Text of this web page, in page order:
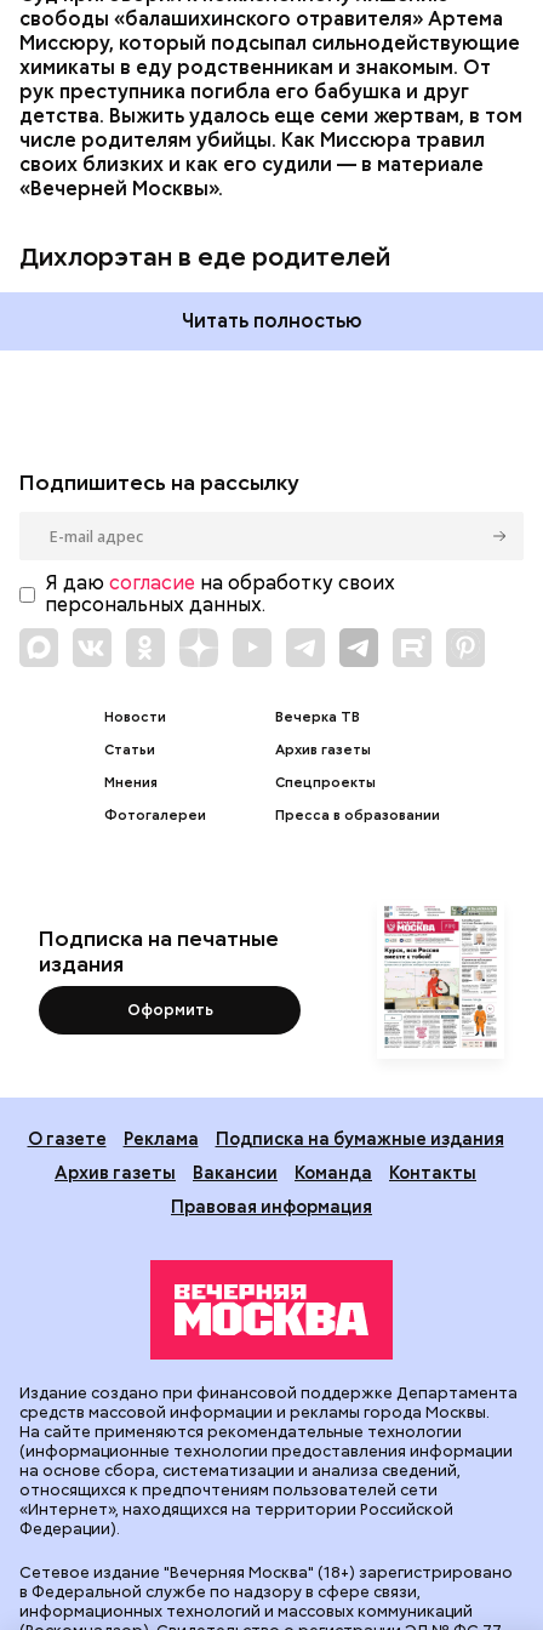
свободы «балашихинского отравителя» Артема
Миссюру, который подсыпал сильнодействующие
химикаты в еду родственникам и знакомым. От
рук преступника погибла его бабушка и друг
детства. Выжить удалось еще семи жертвам, в том
числе родителям убийцы. Как Миссюра травил
своих близких и как его судили — в материале
«Вечерней Москвы».
Дихлорэтан в еде родителей
Читать полностью
Подпишитесь на рассылку
Я даю согласие на обработку своих
персональных данных.
Новости
Статьи
Мнения
Фотогалереи
Вечерка ТВ
Архив газеты
Спецпроекты
Пресса в образовании
Подписка на печатные
издания
Оформить
О газете Реклама
Подписка на бумажные издания
Архив газеты
Вакансии Команда
Контакты
Правовая информация
Сетевое издание "Вечерняя Москва" (18+) зарегистрировано
в Федеральной службе по надзору в сфере связи,
информационных технологий и массовых коммуникаций
Издание создано при финансовой поддержке Департамента
средств массовой информации и рекламы города Москвы.
На сайте применяются рекомендательные технологии
(информационные технологии предоставления информации
на основе сбора, систематизации и анализа сведений,
относящихся к предпочтениям пользователей сети
«Интернет», находящихся на территории Российской
Федерации).